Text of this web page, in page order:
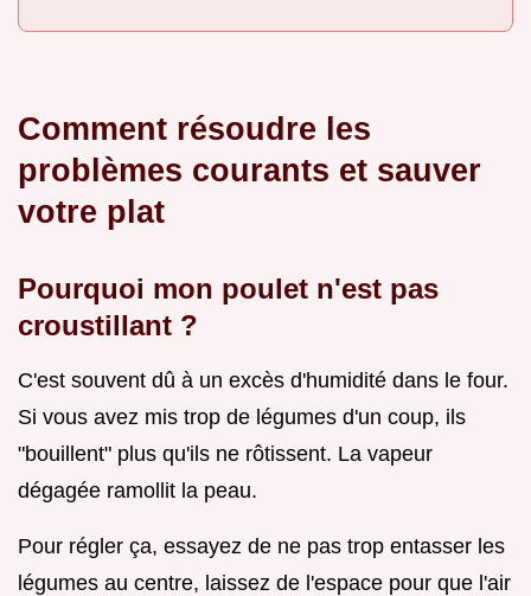
Comment résoudre les
problèmes courants et sauver
votre plat
Pourquoi mon poulet n'est pas
croustillant ?
C'est souvent dû à un excès d'humidité dans le four.
Si vous avez mis trop de légumes d'un coup, ils
"bouillent" plus qu'ils ne rôtissent. La vapeur
dégagée ramollit la peau.
Pour régler ça, essayez de ne pas trop entasser les
légumes au centre, laissez de l'espace pour que l'air